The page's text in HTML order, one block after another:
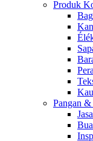
Produk
Pangan &